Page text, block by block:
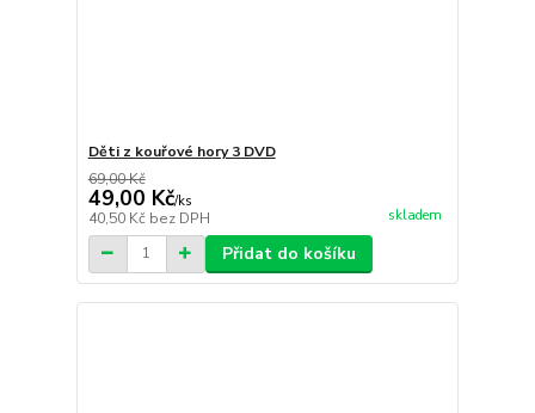
Děti z kouřové hory 3 DVD
69,00 Kč
49,00 Kč/ks
40,50 Kč bez DPH skladem
Přidat do košíku